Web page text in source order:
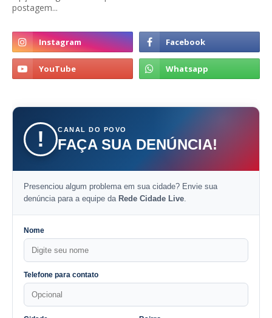
postagem...
! CANAL DO POVO
FAÇA SUA DENÚNCIA!
Presenciou algum problema em sua cidade? Envie sua
denúncia para a equipe da Rede Cidade Live.
Nome
Telefone para contato